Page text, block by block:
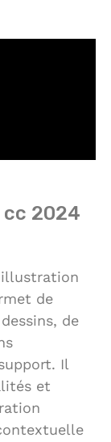
2024
de
de
Il
et